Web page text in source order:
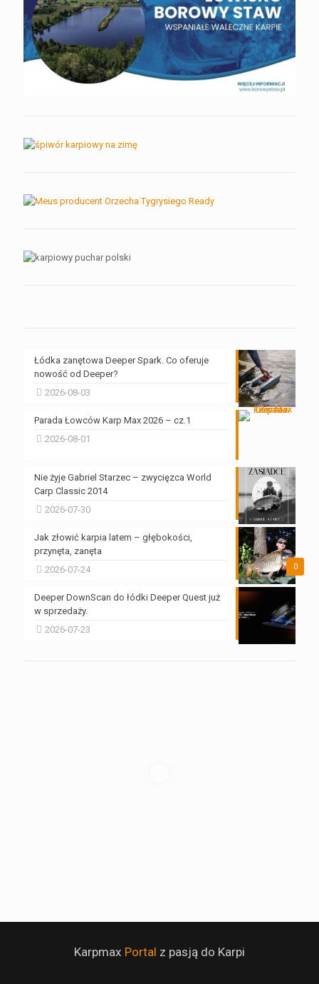
Łódka zanętowa Deeper Spark. Co oferuje
nowość od Deeper?
2026-08-03
Parada Łowców Karp Max 2026 – cz.1
2026-08-01
Nie żyje Gabriel Starzec – zwycięzca World
Carp Classic 2014
2026-07-30
0
Jak złowić karpia latem – głębokości,
przynęta, zanęta
2026-07-24
Deeper DownScan do łódki Deeper Quest już
w sprzedaży.
2026-07-23
Karpmax Portal z pasją do Karpi